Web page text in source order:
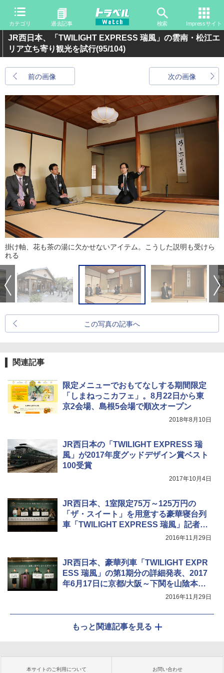
カテゴリ 過去記事 検索 Impressサイト
JR西日本、「TWILIGHT EXPRESS 瑞風」の雲南・松江エ
リア立ち寄り観光を試行(95/104)
前の画像 次の画像
掛け軸、花も茶の湯に欠かせないアイテム。こうした説明も受けら
れる
この写真の記事へ
関連記事
限定メニューでおもてなしする期間限定
「しまねっこカフェ」。8月22日から東
京2会場、島根5会場で順次オープン
2018年8月10日
JR西日本の「TWILIGHT EXPRESS 瑞
風」が2017年度グッドデザイン賞ベスト
100受賞
2017年10月4日
JR西日本、1室限定75万～125万円の
「ザ・スイート」を用意する豪華寝台列
車「TWILIGHT EXPRESS 瑞風」記者会
2016年11月29日
JR西日本、豪華列車「TWILIGHT EXPR
ESS 瑞風」の第1期分の詳細発表、2017
年6月17日に京都/大阪～下関を山陰本線
2016年11月29日
もっと関連記事を見る
本サイトのご利用について お問い合わせ